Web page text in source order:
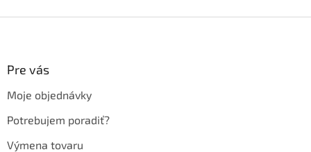
Pre vás
Moje objednávky
Potrebujem poradiť?
Výmena tovaru